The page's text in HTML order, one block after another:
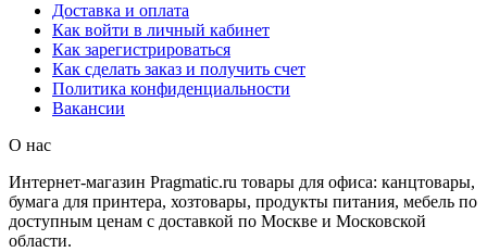
Доставка и оплата
Как войти в личный кабинет
Как зарегистрироваться
Как сделать заказ и получить счет
Политика конфиденциальности
Вакансии
О нас
Интернет-магазин Pragmatic.ru товары для офиса: канцтовары,
бумага для принтера, хозтовары, продукты питания, мебель по
доступным ценам с доставкой по Москве и Московской
области.